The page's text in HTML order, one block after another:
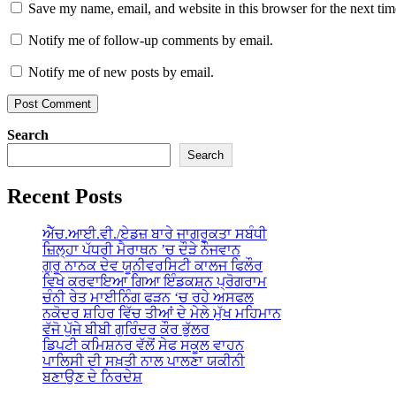
Save my name, email, and website in this browser for the next
Notify me of follow-up comments by email.
Notify me of new posts by email.
Search
Search
Recent Posts
ਐੱਚ.ਆਈ.ਵੀ./ਏਡਜ਼ ਬਾਰੇ ਜਾਗਰੂਕਤਾ ਸਬੰਧੀ
ਜ਼ਿਲ੍ਹਾ ਪੱਧਰੀ ਮੈਰਾਥਨ ’ਚ ਦੌੜੇ ਨੌਜਵਾਨ
ਗੁਰੂ ਨਾਨਕ ਦੇਵ ਯੂਨੀਵਰਸਿਟੀ ਕਾਲਜ ਫਿਲੌਰ
ਵਿਖੇ ਕਰਵਾਇਆ ਗਿਆ ਇੰਡਕਸ਼ਨ ਪ੍ਰੋਗਰਾਮ
ਚੰਨੀ ਰੇਤ ਮਾਈਨਿੰਗ ਫੜਨ ‘ਚ ਰਹੇ ਅਸਫਲ
ਨਕੋਦਰ ਸ਼ਹਿਰ ਵਿੱਚ ਤੀਆਂ ਦੇ ਮੇਲੇ ਮੁੱਖ ਮਹਿਮਾਨ
ਵੱਜੋ ਪੁੱਜੇ ਬੀਬੀ ਗੁਰਿੰਦਰ ਕੌਰ ਭੁੱਲਰ
ਡਿਪਟੀ ਕਮਿਸ਼ਨਰ ਵੱਲੋਂ ਸੇਫ ਸਕੂਲ ਵਾਹਨ
ਪਾਲਿਸੀ ਦੀ ਸਖ਼ਤੀ ਨਾਲ ਪਾਲਣਾ ਯਕੀਨੀ
ਬਣਾਉਣ ਦੇ ਨਿਰਦੇਸ਼